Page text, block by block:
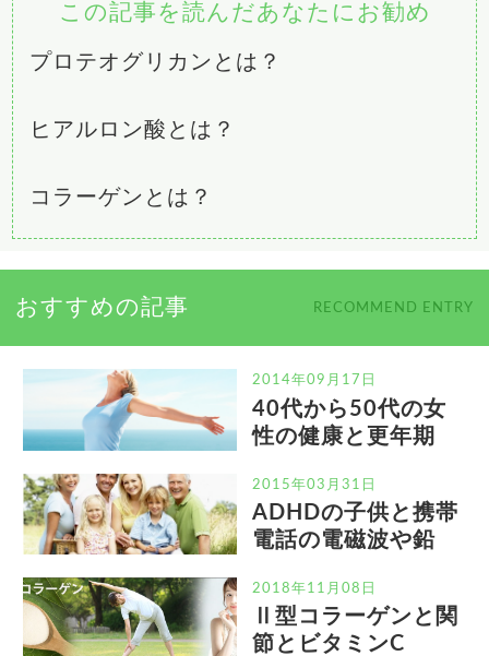
この記事を読んだあなたにお勧め
プロテオグリカンとは？
ヒアルロン酸とは？
コラーゲンとは？
おすすめの記事 RECOMMEND ENTRY
2014年09月17日
40代から50代の女
性の健康と更年期
2015年03月31日
ADHDの子供と携帯
電話の電磁波や鉛
2018年11月08日
Ⅱ型コラーゲンと関
節とビタミンC